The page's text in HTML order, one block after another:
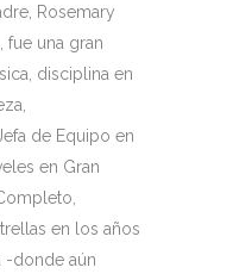
Rosemary
fue una gran
disciplina en
de Equipo en
en Gran
en los años
-donde aún